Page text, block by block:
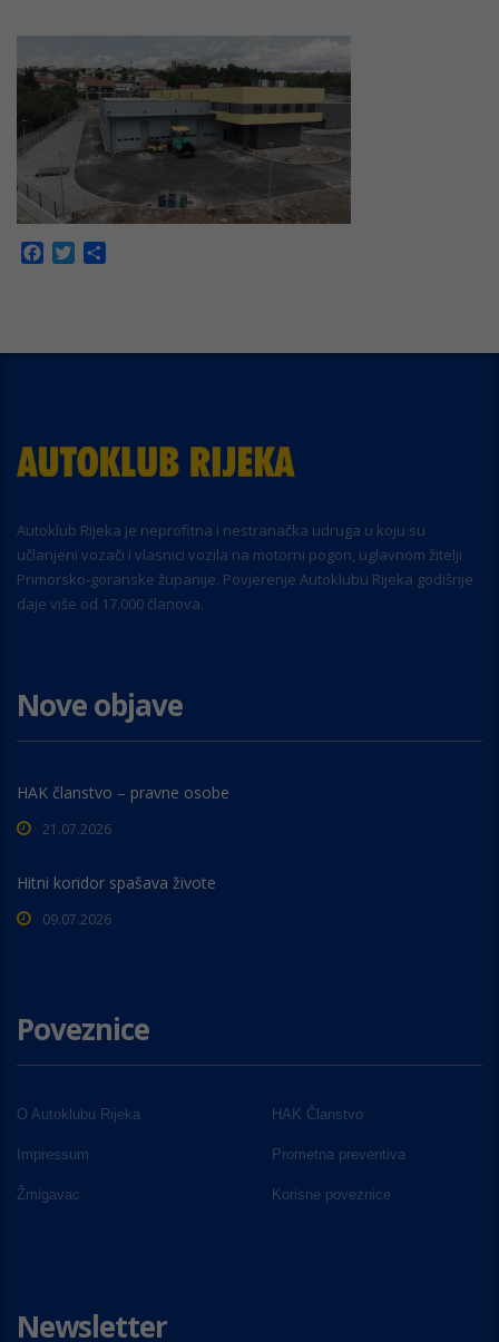
Facebook
Twitter
Autoklub Rijeka je neprofitna i nestranačka udruga u koju su
učlanjeni vozači i vlasnici vozila na motorni pogon, uglavnom žitelji
Primorsko-goranske županije. Povjerenje Autoklubu Rijeka godišnje
daje više od 17.000 članova.
Nove objave
HAK članstvo – pravne osobe
21.07.2026
Hitni koridor spašava živote
09.07.2026
Poveznice
O Autoklubu Rijeka HAK Članstvo
Impressum Prometna preventiva
Žmigavac Korisne poveznice
Newsletter